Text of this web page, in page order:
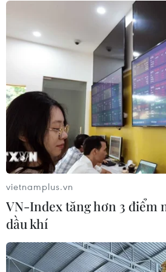
Phó Tổng Biên tập: NGUYỄN THỊ
THỦY
Quy
RSS
Hỗ
Ngôn ngữ
Dịch vụ tin
Liên hệ
Giấy phép số: 1374/GP-BTTTT do Bộ
cấp ngày 11/9/2008.
Quảng cáo: Phó TBT Nguyễn Thị Tám:
tamvna@gmail.com
vietnamplus.vn
VN-Index tăng hơn 3 điểm
dầu khí